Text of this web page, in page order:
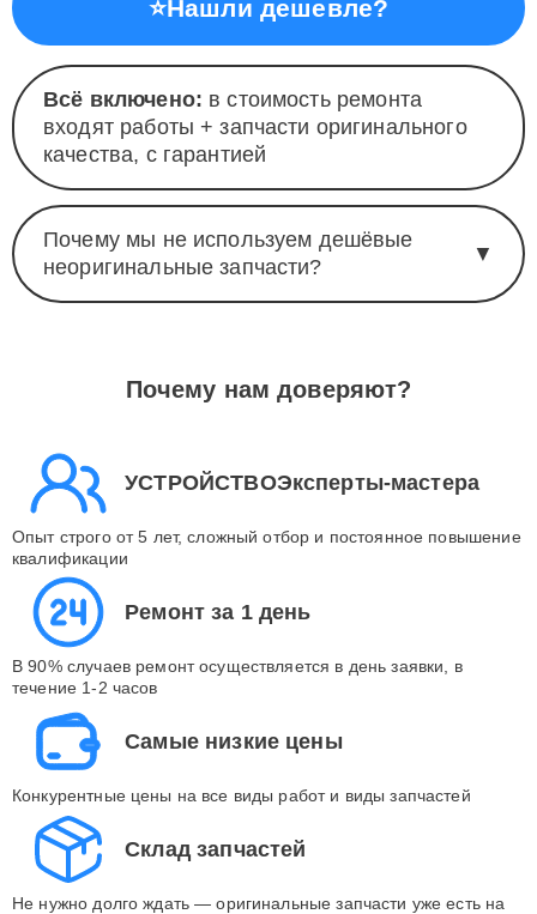
⭐Нашли дешевле?
Всё включено: в стоимость ремонта
входят работы + запчасти оригинального
качества, с гарантией
Почему мы не используем дешёвые
неоригинальные запчасти?
▼
Почему нам доверяют?
УСТРОЙСТВОЭксперты-мастера
Опыт строго от 5 лет, сложный отбор и постоянное повышение
квалификации
Ремонт за 1 день
В 90% случаев ремонт осуществляется в день заявки, в
течение 1-2 часов
Самые низкие цены
Конкурентные цены на все виды работ и виды запчастей
Склад запчастей
Не нужно долго ждать — оригинальные запчасти уже есть на